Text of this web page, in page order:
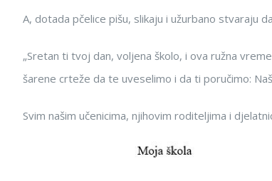
A, dotada pčelice pišu, slikaju i užurbano stvaraju
„Sretan ti tvoj dan, voljena školo, i ova ružna
šarene crteže da te uveselimo i da ti poručimo:
Svim našim učenicima, njihovim roditeljima i